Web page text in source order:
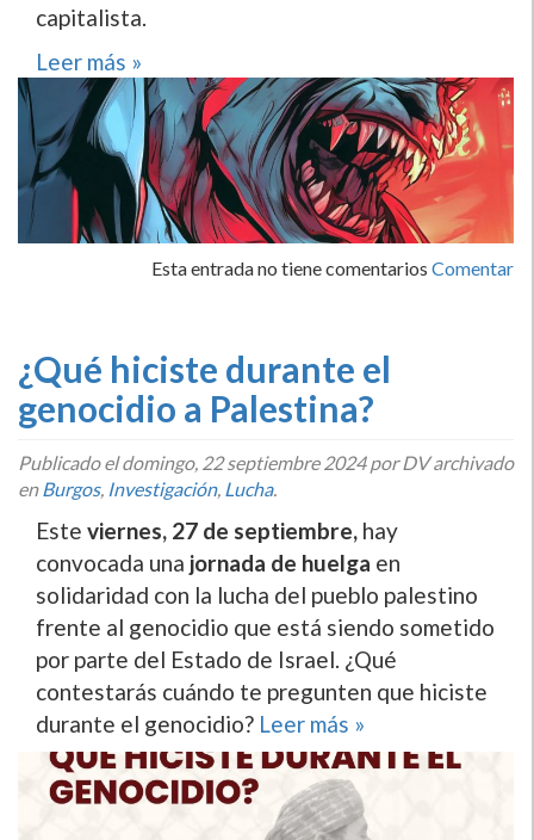
capitalista.
Leer más »
Esta entrada no tiene comentarios Comentar
¿Qué hiciste durante el
genocidio a Palestina?
Publicado eldomingo, 22 septiembre 2024por DV archivado
en Burgos, Investigación, Lucha.
Este viernes, 27 de septiembre, hay
convocada una jornada de huelga en
solidaridad con la lucha del pueblo palestino
frente al genocidio que está siendo sometido
por parte del Estado de Israel. ¿Qué
contestarás cuándo te pregunten que hiciste
durante el genocidio? Leer más »